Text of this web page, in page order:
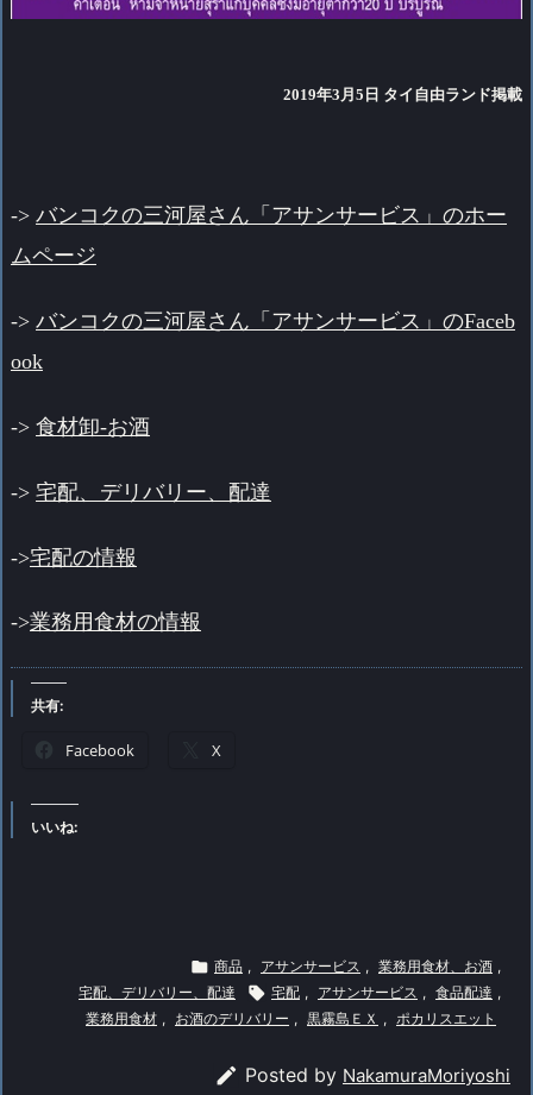
2019年3月5日 タイ自由ランド掲載
-> バンコクの三河屋さん「アサンサービス」のホー
ムページ
-> バンコクの三河屋さん「アサンサービス」のFaceb
ook
-> 食材卸-お酒
-> 宅配、 デリバリー、配達
->宅配の情報
->業務用食材の情報
共有:
Facebook X
いいね:
 商品 , アサンサービス , 業務用食材、お酒 ,
宅配、デリバリー、配達
 宅配 , アサンサービス , 食品配達 ,
業務用食材 , お酒のデリバリー , 黒霧島ＥＸ , ポカリスエット
 Posted by NakamuraMoriyoshi